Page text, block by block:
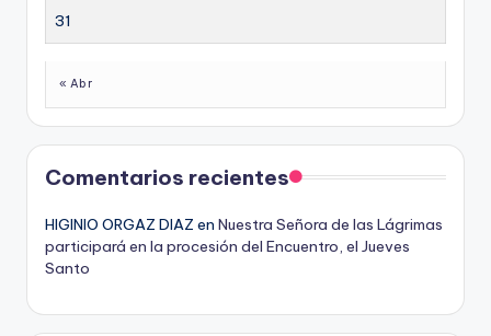
31
« Abr
Comentarios recientes
HIGINIO ORGAZ DIAZ en Nuestra Señora de las Lágrimas
participará en la procesión del Encuentro, el Jueves
Santo